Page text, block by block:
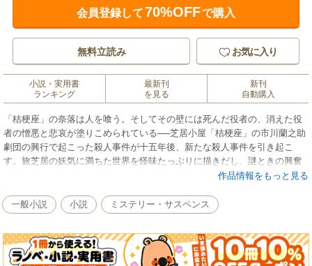
会員登録して70%OFFで購入
無料立読み お気に入り
小説・実用書
ランキング
最新刊
を見る
新刊
自動購入
「桔梗座」の奈落は人を喰う。そしてその壁には死んだ役者の、消えた役
者の憎悪と悲哀が塗りこめられている──芝居小屋「桔梗座」の市川蘭之助
劇団の興行で起こった殺人事件が十五年後、新たな殺人事件を引き起こ
す。旅芝居の妖気に満ちた世界を怪味たっぷりに描きだし、謎ときの興奮
へと誘いこみ、想像を超えた結末へと導く、一九八五年度日本推理作家協
篇を収める。
作品情報をもっと見る
一般小説 小説 ミステリー・サスペンス